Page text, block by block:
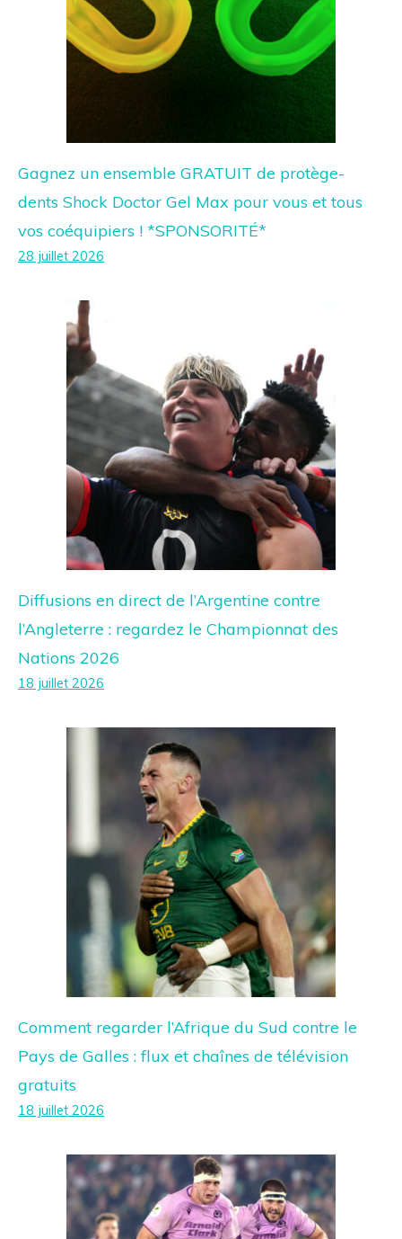
Gagnez un ensemble GRATUIT de protège-
dents Shock Doctor Gel Max pour vous et tous
vos coéquipiers ! *SPONSORITÉ*
28 juillet 2026
Diffusions en direct de l’Argentine contre
l’Angleterre : regardez le Championnat des
Nations 2026
18 juillet 2026
Comment regarder l’Afrique du Sud contre le
Pays de Galles : flux et chaînes de télévision
gratuits
18 juillet 2026